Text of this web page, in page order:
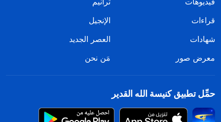
قراءات
الإنجيل
شهادات
العصر الجديد
معرض صور
مَن نحن
حمِّل تطبيق كنيسة الله القدير